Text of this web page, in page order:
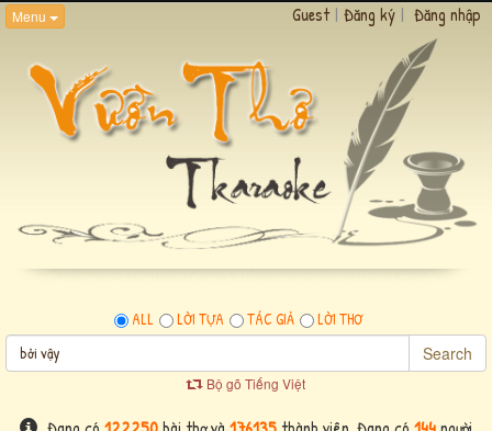
Menu Guest | Đăng ký | Đăng nhập
ALL LỜI TỰA TÁC GIẢ LỜI THƠ
Search
Bộ gõ Tiếng Việt